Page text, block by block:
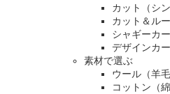
カット（シ
カット＆ル
シャギーカ
デザインカ
素材で選ぶ
ウール（羊
コットン（